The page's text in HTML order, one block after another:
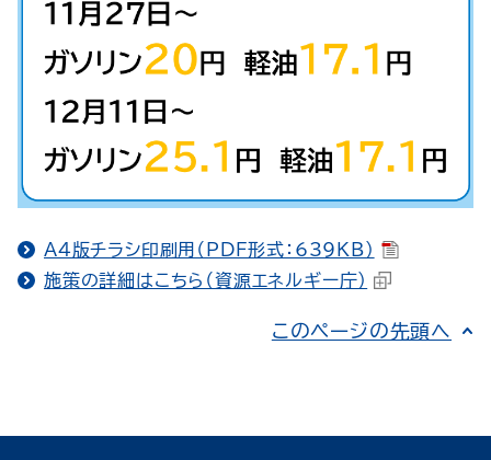
Ａ4版チラシ印刷用（PDF形式：639KB）
施策の詳細はこちら（資源エネルギー庁）
このページの先頭へ